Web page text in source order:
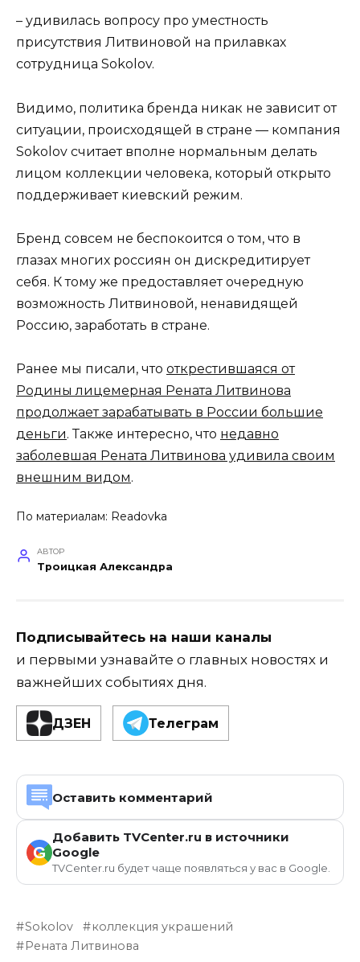
– удивилась вопросу про уместность
присутствия Литвиновой на прилавках
сотрудница Sokolov.
Видимо, политика бренда никак не зависит от
ситуации, происходящей в стране — компания
Sokolov считает вполне нормальным делать
лицом коллекции человека, который открыто
поддерживает киевский режим.
Бренд совсем не беспокоится о том, что в
глазах многих россиян он дискредитирует
себя. К тому же предоставляет очередную
возможность Литвиновой, ненавидящей
Россию, заработать в стране.
Ранее мы писали, что открестившаяся от
Родины лицемерная Рената Литвинова
продолжает зарабатывать в России большие
деньги. Также интересно, что недавно
заболевшая Рената Литвинова удивила своим
внешним видом.
По материалам: Readovka
АВТОР
Троицкая Александра
Подписывайтесь на наши каналы
и первыми узнавайте о главных новостях и
важнейших событиях дня.
ДЗЕН Телеграм
Оставить комментарий
G
Добавить TVCenter.ru в источники
Google
TVCenter.ru будет чаще появляться у вас в Google.
Sokolov
коллекция украшений
Рената Литвинова